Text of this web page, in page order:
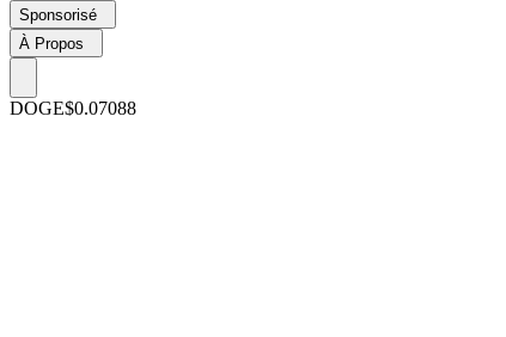
Sponsorisé
À Propos
DOGE$0.07088